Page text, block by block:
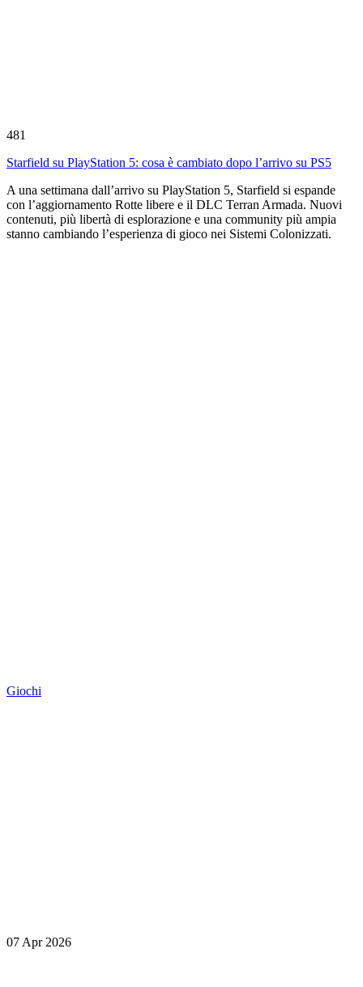
481
Starfield su PlayStation 5: cosa è cambiato dopo l’arrivo su PS5
A una settimana dall’arrivo su PlayStation 5, Starfield si espande
con l’aggiornamento Rotte libere e il DLC Terran Armada. Nuovi
contenuti, più libertà di esplorazione e una community più ampia
stanno cambiando l’esperienza di gioco nei Sistemi Colonizzati.
Giochi
07 Apr 2026